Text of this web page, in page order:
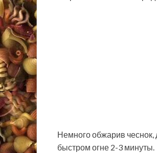
Немного обжарив
быстром огне 2-3 минуты.